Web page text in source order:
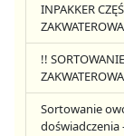
INPAKKER
!!
Sortowanie
doświadczenia